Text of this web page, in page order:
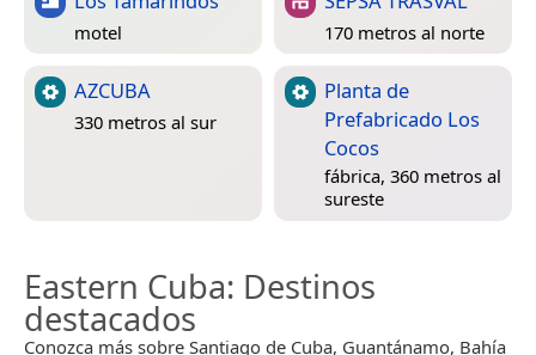
motel 170 metros al norte
AZCUBA
330 metros al sur
Planta de
Prefabricado Los
Cocos
fábrica, 360 metros al
sureste
Eastern Cuba: Destinos
destacados
Conozca más sobre Santiago de Cuba, Guantánamo, Bahía